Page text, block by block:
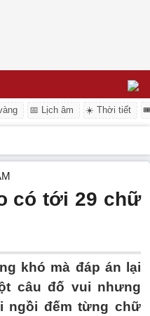
📅 Lịch âm ☀️ Thời tiết
có tới 29 chữ
khó mà đáp án lại
câu đố vui nhưng
ngồi đếm từng chữ